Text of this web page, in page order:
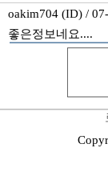
oakim704 (ID) /
좋은정보네요....